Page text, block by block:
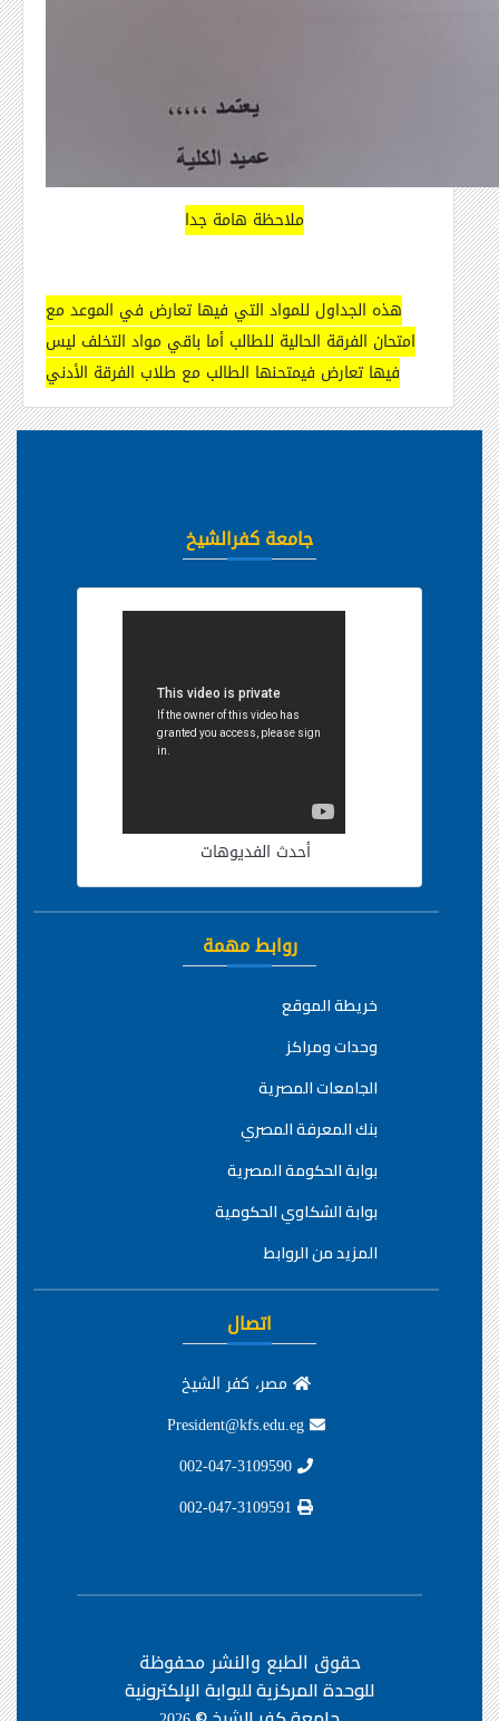
ملاحظة هامة جدا
هذه الجداول للمواد التي فيها تعارض في الموعد مع
امتحان الفرقة الحالية للطالب أما باقي مواد التخلف ليس
فيها تعارض فيمتحنها الطالب مع طلاب الفرقة الأدني
جامعة كفرالشيخ
أحدث الفديوهات
روابط مهمة
خريطة الموقع
وحدات ومراكز
الجامعات المصرية
بنك المعرفة المصري
بوابة الحكومة المصرية
بوابة الشكاوي الحكومية
المزيد من الروابط
اتصال
مصر، كفر الشيخ
حقوق الطبع والنشر محفوظة
للوحدة المركزية للبوابة الإلكترونية